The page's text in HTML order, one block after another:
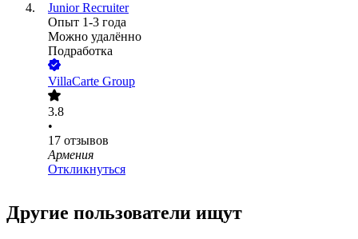
Junior Recruiter
Опыт 1-3 года
Можно удалённо
Подработка
VillaCarte Group
3.8
•
17 отзывов
Армения
Откликнуться
Другие пользователи ищут